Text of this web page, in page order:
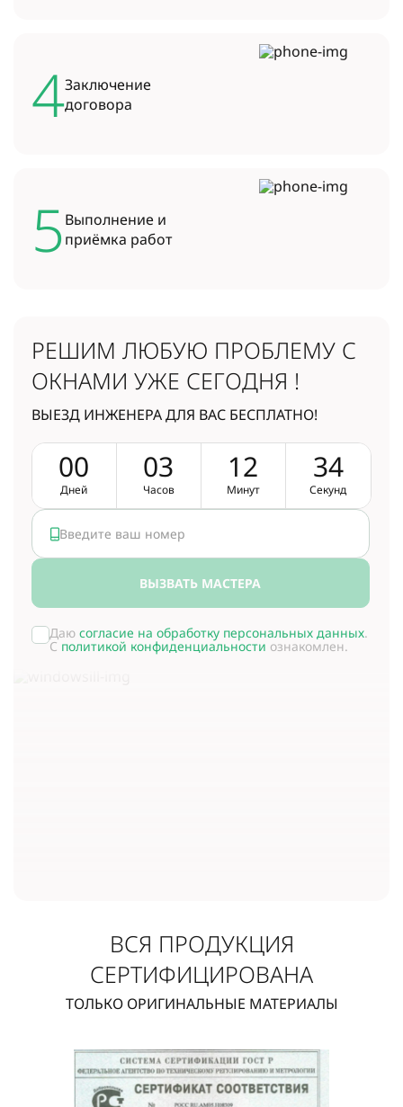
4Заключение
договора
5Выполнение и
приёмка работ
РЕШИМ ЛЮБУЮ ПРОБЛЕМУ С
ОКНАМИ УЖЕ СЕГОДНЯ !
ВЫЕЗД ИНЖЕНЕРА ДЛЯ ВАС БЕСПЛАТНО!
00
Дней
03
Часов
12
Минут
34
Секунд
ВЫЗВАТЬ МАСТЕРА
Даю согласие на обработку персональных данных.
С политикой конфиденциальности ознакомлен.
ВСЯ ПРОДУКЦИЯ
СЕРТИФИЦИРОВАНА
ТОЛЬКО ОРИГИНАЛЬНЫЕ МАТЕРИАЛЫ